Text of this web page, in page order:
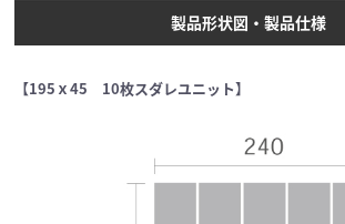
製品形状図・製品仕様
【195ｘ45 10枚スダレユニット】